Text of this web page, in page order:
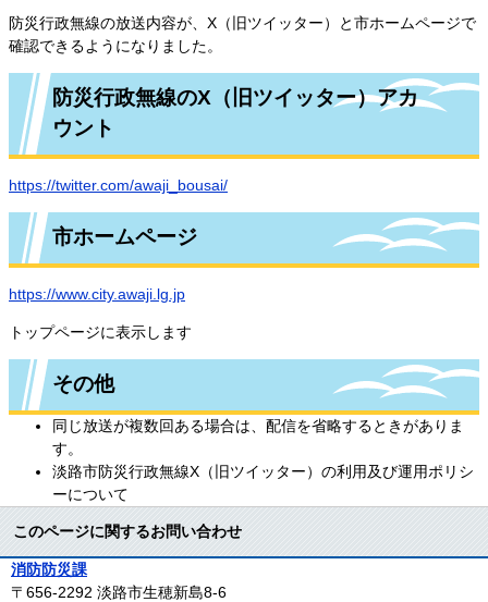
防災行政無線の放送内容が、X（旧ツイッター）と市ホームページで
確認できるようになりました。
防災行政無線のX（旧ツイッター）アカ
ウント
https://twitter.com/awaji_bousai/
市ホームページ
https://www.city.awaji.lg.jp
トップページに表示します
その他
同じ放送が複数回ある場合は、配信を省略するときがありま
す。
淡路市防災行政無線X（旧ツイッター）の利用及び運用ポリシ
ーについて
このページに関するお問い合わせ
消防防災課
〒656-2292 淡路市生穂新島8-6